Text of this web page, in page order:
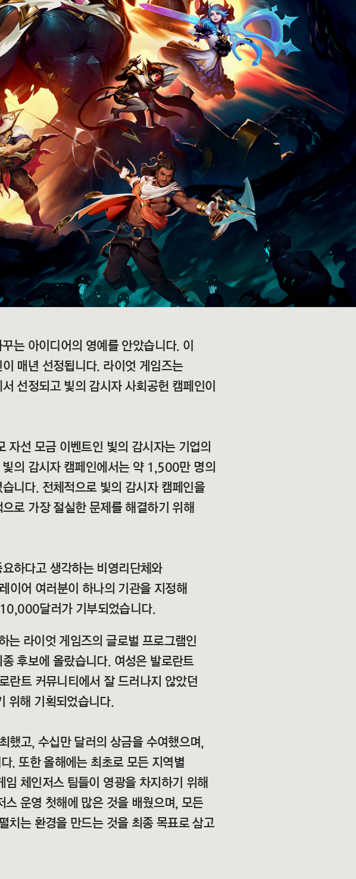
는 아이디어의 영예를 안았습니다. 이
매년 선정됩니다. 라이엇 게임즈는
선정되고 빛의 감시자 사회공헌 캠페인이
자선 모금 이벤트인 빛의 감시자는 기업의
의 감시자 캠페인에서는 약 1,500만 명의
니다. 전체적으로 빛의 감시자 캠페인을
로 가장 절실한 문제를 해결하기 위해
하다고 생각하는 비영리단체와
이어 여러분이 하나의 기관을 지정해
달러가 기부되었습니다.
는 라이엇 게임즈의 글로벌 프로그램인
후보에 올랐습니다. 여성은 발로란트
란트 커뮤니티에서 잘 드러나지 않았던
위해 기획되었습니다.
했고, 수십만 달러의 상금을 수여했으며,
. 또한 올해에는 최초로 모든 지역별
체인저스 팀들이 영광을 차지하기 위해
운영 첫해에 많은 것을 배웠으며, 모든
치는 환경을 만드는 것을 최종 목표로 삼고